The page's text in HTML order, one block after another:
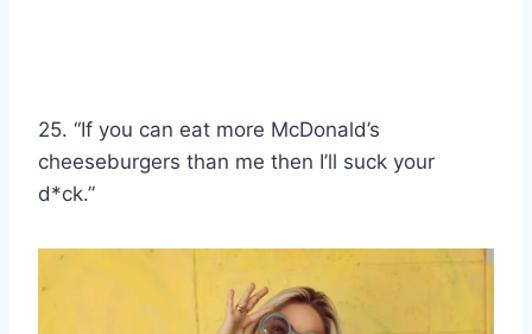
25. “If you can eat more McDonald’s
cheeseburgers than me then I’ll suck your
d*ck.”